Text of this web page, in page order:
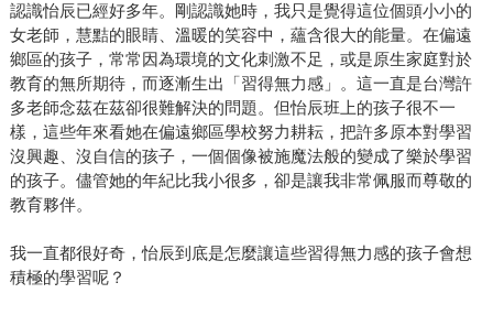
認識怡辰已經好多年。剛認識她時，我只是覺得這位個頭小小的
女老師，慧黠的眼睛、溫暖的笑容中，蘊含很大的能量。在偏遠
鄉區的孩子，常常因為環境的文化刺激不足，或是原生家庭對於
教育的無所期待，而逐漸生出「習得無力感」。這一直是台灣許
多老師念茲在茲卻很難解決的問題。但怡辰班上的孩子很不一
樣，這些年來看她在偏遠鄉區學校努力耕耘，把許多原本對學習
沒興趣、沒自信的孩子，一個個像被施魔法般的變成了樂於學習
的孩子。儘管她的年紀比我小很多，卻是讓我非常佩服而尊敬的
教育夥伴。
我一直都很好奇，怡辰到底是怎麼讓這些習得無力感的孩子會想
積極的學習呢？